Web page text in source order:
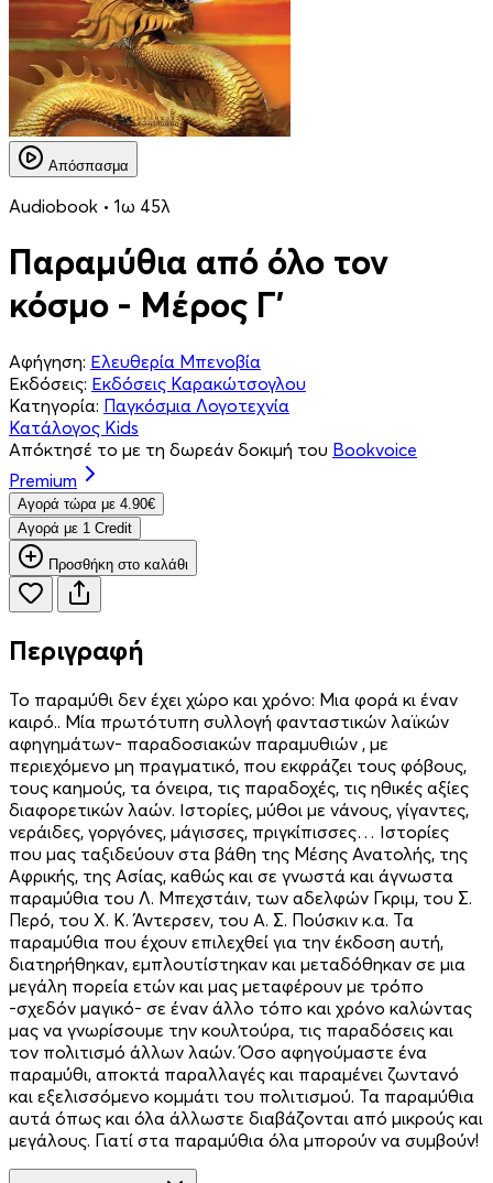
Απόσπασμα
Audiobook • 1ω 45λ
Παραμύθια από όλο τον
κόσμο - Μέρος Γ'
Αφήγηση: Ελευθερία Μπενοβία
Εκδόσεις: Εκδόσεις Καρακώτσογλου
Κατηγορία: Παγκόσμια Λογοτεχνία
Κατάλογος Kids
Απόκτησέ το με τη δωρεάν δοκιμή του Bookvoice
Premium
Aγορά τώρα με 4.90€
Aγορά με 1 Credit
Προσθήκη στο καλάθι
Περιγραφή
Το παραμύθι δεν έχει χώρο και χρόνο: Μια φορά κι έναν
καιρό.. Μία πρωτότυπη συλλογή φανταστικών λαϊκών
αφηγημάτων- παραδοσιακών παραμυθιών , με
περιεχόμενο μη πραγματικό, που εκφράζει τους φόβους,
τους καημούς, τα όνειρα, τις παραδοχές, τις ηθικές αξίες
διαφορετικών λαών. Ιστορίες, μύθοι με νάνους, γίγαντες,
νεράιδες, γοργόνες, μάγισσες, πριγκίπισσες… Ιστορίες
που μας ταξιδεύουν στα βάθη της Μέσης Ανατολής, της
Αφρικής, της Ασίας, καθώς και σε γνωστά και άγνωστα
παραμύθια του Λ. Μπεχστάιν, των αδελφών Γκριμ, του Σ.
Περό, του Χ. Κ. Άντερσεν, του Α. Σ. Πούσκιν κ.α. Τα
παραμύθια που έχουν επιλεχθεί για την έκδοση αυτή,
διατηρήθηκαν, εμπλουτίστηκαν και μεταδόθηκαν σε μια
μεγάλη πορεία ετών και μας μεταφέρουν με τρόπο
-σχεδόν μαγικό- σε έναν άλλο τόπο και χρόνο καλώντας
μας να γνωρίσουμε την κουλτούρα, τις παραδόσεις και
τον πολιτισμό άλλων λαών. Όσο αφηγούμαστε ένα
παραμύθι, αποκτά παραλλαγές και παραμένει ζωντανό
και εξελισσόμενο κομμάτι του πολιτισμού. Τα παραμύθια
αυτά όπως και όλα άλλωστε διαβάζονται από μικρούς και
μεγάλους. Γιατί στα παραμύθια όλα μπορούν να συμβούν!